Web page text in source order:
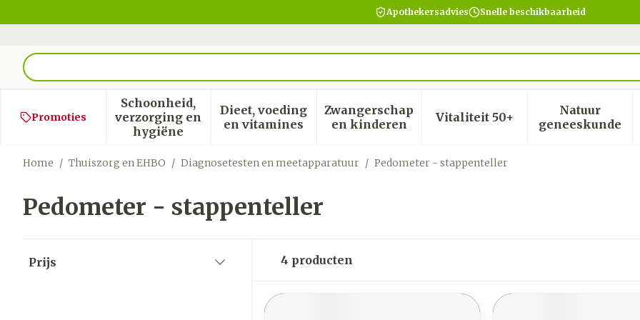
Apothekersadvies Snelle beschikbaarheid
Product, merk, categorie...
Promoties
Schoonheid,
verzorging en
hygiëne
Toon submenu voor Schoonheid, verzorging en hygiëne categorie
Dieet, voeding
en vitaminesToon submenu voor Dieet, voeding en vitamines categorie
Zwangerschap
en kinderenToon submenu voor Zwangerschap en
Vitaliteit 50+Toon submenu voor
Natuur
geneeskunde
Toon
Home / Thuiszorg en EHBO / Diagnosetesten en meetapparatuur / Pedometer - stappenteller
Pedometer - stappenteller
Prijs
4 producten